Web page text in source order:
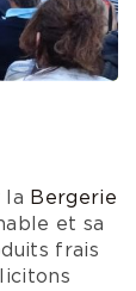
la Bergerie
et sa
frais